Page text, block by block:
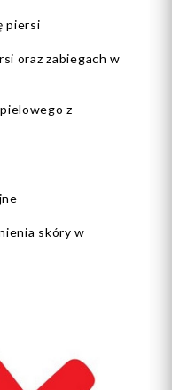
piersi
oraz zabiegach w
z
skóry w